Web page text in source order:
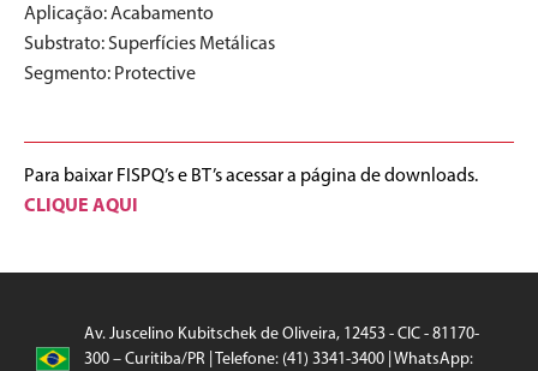
Aplicação:Acabamento
Substrato:Superfícies Metálicas
Segmento: Protective
Para baixar FISPQ’s e BT’s acessar a página de downloads.
CLIQUE AQUI
Av. Juscelino Kubitschek de Oliveira, 12453 - CIC - 81170-
300 – Curitiba/PR | Telefone: (41) 3341-3400 | WhatsApp: